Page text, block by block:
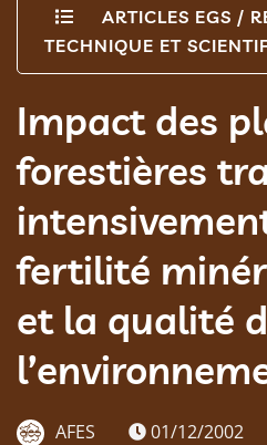
ARTICLES EGS /
TECHNIQUE ET
Impact des
forestières
fertilité
et la qualité
AFES
01/12/2002